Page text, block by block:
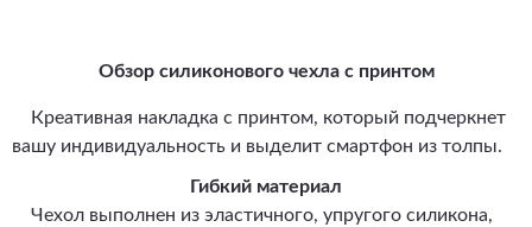
Обзор силиконового чехла с принтом
Креативная накладка с принтом, который подчеркнет
вашу индивидуальность и выделит смартфон из толпы.
Гибкий материал
Чехол выполнен из эластичного, упругого силикона,